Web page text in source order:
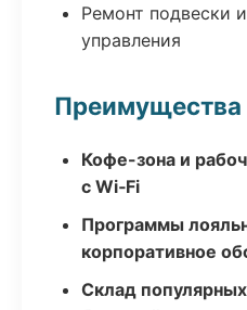
Ремонт подвески
управления
Преимущества
Кофе-зона и
с Wi‑Fi
Программы
корпоративное
Склад